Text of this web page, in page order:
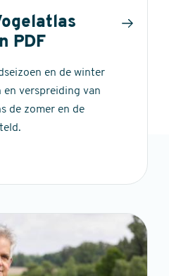
PDF
en de winter
en verspreiding van
de zomer en de